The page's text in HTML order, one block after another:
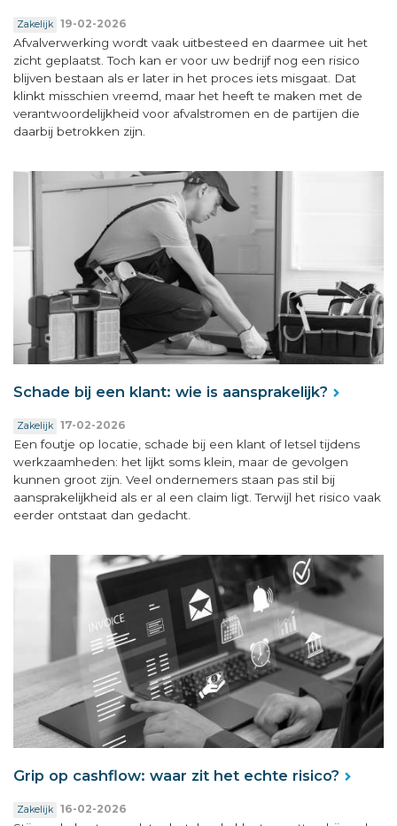
Zakelijk 19-02-2026
Afvalverwerking wordt vaak uitbesteed en daarmee uit het
zicht geplaatst. Toch kan er voor uw bedrijf nog een risico
blijven bestaan als er later in het proces iets misgaat. Dat
klinkt misschien vreemd, maar het heeft te maken met de
verantwoordelijkheid voor afvalstromen en de partijen die
daarbij betrokken zijn.
Schade bij een klant: wie is aansprakelijk?
Zakelijk 17-02-2026
Een foutje op locatie, schade bij een klant of letsel tijdens
werkzaamheden: het lijkt soms klein, maar de gevolgen
kunnen groot zijn. Veel ondernemers staan pas stil bij
aansprakelijkheid als er al een claim ligt. Terwijl het risico vaak
eerder ontstaat dan gedacht.
Grip op cashflow: waar zit het echte risico?
Zakelijk 16-02-2026